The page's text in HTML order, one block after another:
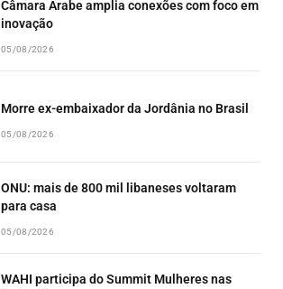
Câmara Árabe amplia conexões com foco em
inovação
05/08/2026
Morre ex-embaixador da Jordânia no Brasil
05/08/2026
ONU: mais de 800 mil libaneses voltaram
para casa
05/08/2026
WAHI participa do Summit Mulheres nas